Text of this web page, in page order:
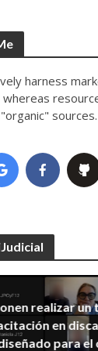
harness
realizar un
en
para el